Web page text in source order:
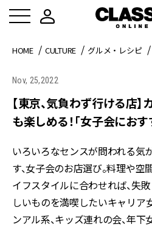
HOME CULTURE グルメ・レシピ
Nov, 25,2022
【東京、気負わず行ける店
も楽しめる！「女子会にお
いろいろなセンスが問われる気
す、女子会のお店選び。料理や空
イフスタイルに合わせれば、失敗
しいものを満喫したいキャリア
ンアル系、キッズ連れの会、年下